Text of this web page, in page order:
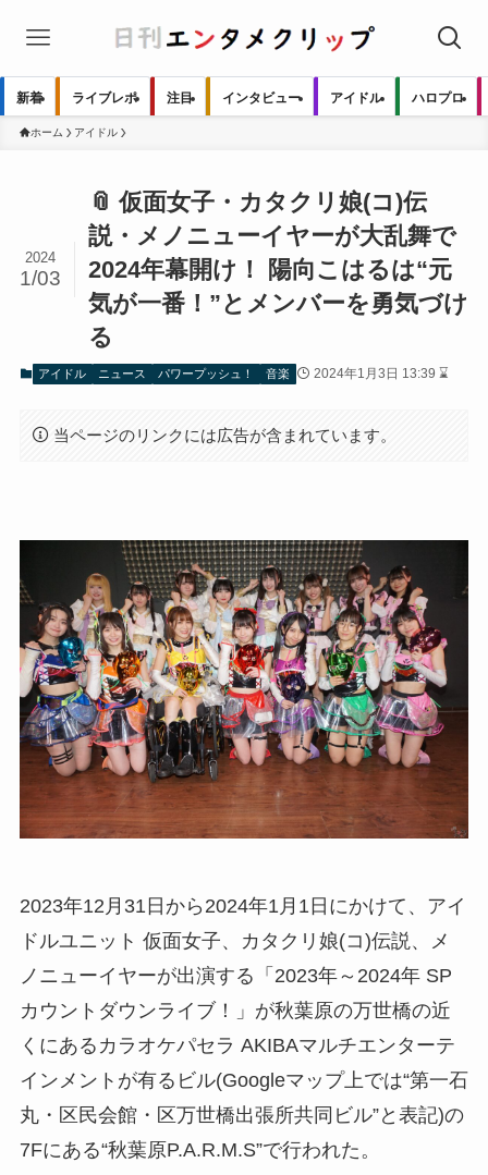
新着 ライブレポ 注目 インタビュー アイドル ハロプロ
ホーム アイドル
📎 仮面女子・カタクリ娘(コ)伝
説・メノニューイヤーが大乱舞で
2024年幕開け！ 陽向こはるは“元
気が一番！”とメンバーを勇気づけ
る
2024
1/03
アイドル ニュース パワープッシュ！ 音楽 2024年1月3日 13:39 ⌛
当ページのリンクには広告が含まれています。
2023年12月31日から2024年1月1日にかけて、アイ
ドルユニット 仮面女子、カタクリ娘(コ)伝説、メ
ノニューイヤーが出演する「2023年～2024年 SP
カウントダウンライブ！」が秋葉原の万世橋の近
くにあるカラオケパセラ AKIBAマルチエンターテ
インメントが有るビル(Googleマップ上では“第一石
丸・区民会館・区万世橋出張所共同ビル”と表記)の
7Fにある“秋葉原P.A.R.M.S”で行われた。